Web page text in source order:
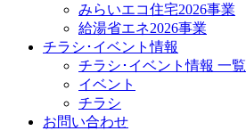
みらいエコ住宅2026事業
給湯省エネ2026事業
チラシ･イベント情報
チラシ･イベント情報 一覧
イベント
チラシ
お問い合わせ